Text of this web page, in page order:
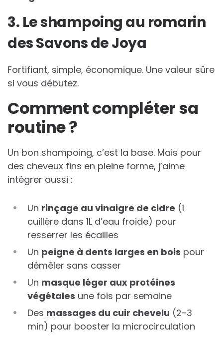
3. Le shampoing au romarin
des Savons de Joya
Fortifiant, simple, économique. Une valeur sûre
si vous débutez.
Comment compléter sa
routine ?
Un bon shampoing, c’est la base. Mais pour
des cheveux fins en pleine forme, j’aime
intégrer aussi :
Un rinçage au vinaigre de cidre (1
cuillère dans 1L d’eau froide) pour
resserrer les écailles
Un peigne à dents larges en bois pour
démêler sans casser
Un masque léger aux protéines
végétales une fois par semaine
Des massages du cuir chevelu (2-3
min) pour booster la microcirculation